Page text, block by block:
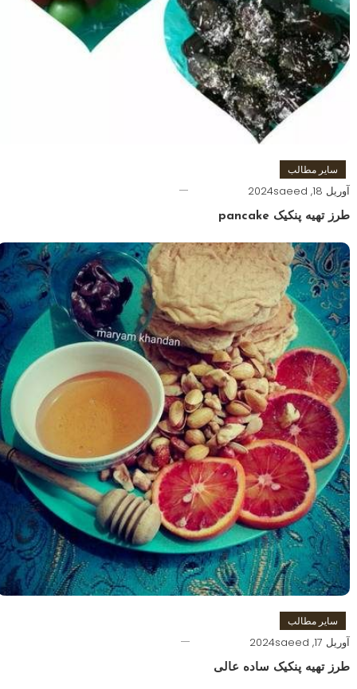
سایر مطالب
آوریل 18, 2024 saeed
طرز تهیه پنکیک pancake
سایر مطالب
آوریل 17, 2024 saeed
طرز تهیه پنکیک ساده عالی